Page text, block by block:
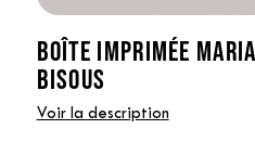
BOÎTE IMPRIMÉE
BISOUS
Voir la description